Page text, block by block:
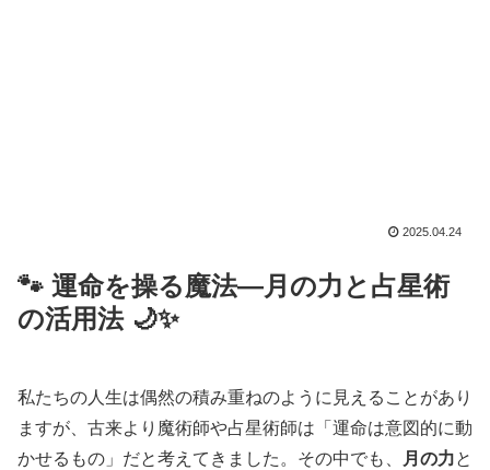
2025.04.24
🐾 運命を操る魔法—月の力と占星術
の活用法🌙✨
私たちの人生は偶然の積み重ねのように見えることがあり
ますが、古来より魔術師や占星術師は「運命は意図的に動
かせるもの」だと考えてきました。その中でも、
月の力と